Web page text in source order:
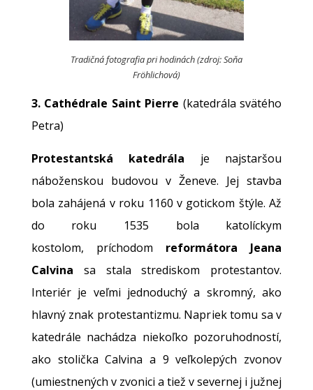
Tradičná fotografia pri hodinách (zdroj: Soňa
Fröhlichová)
3. Cathédrale Saint Pierre (katedrála svätého
Petra)
Protestantská katedrála je najstaršou
náboženskou budovou v Ženeve. Jej stavba
bola zahájená v roku 1160 v gotickom štýle. Až
do roku 1535 bola katolíckym
kostolom, príchodom reformátora Jeana
Calvina sa stala strediskom protestantov.
Interiér je veľmi jednoduchý a skromný, ako
hlavný znak protestantizmu. Napriek tomu sa v
katedrále nachádza niekoľko pozoruhodností,
ako stolička Calvina a 9 veľkolepých zvonov
(umiestnených v zvonici a tiež v severnej i južnej